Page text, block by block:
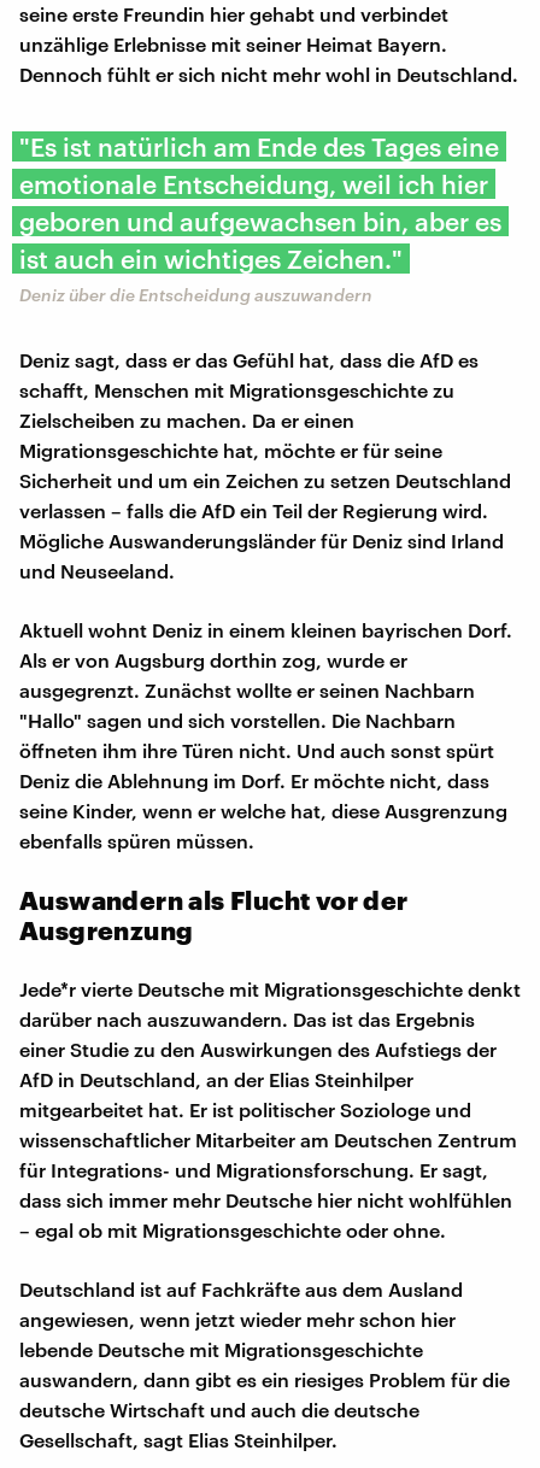
seine erste Freundin hier gehabt und verbindet
unzählige Erlebnisse mit seiner Heimat Bayern.
Dennoch fühlt er sich nicht mehr wohl in Deutschland.
"Es ist natürlich am Ende des Tages eine
emotionale Entscheidung, weil ich hier
geboren und aufgewachsen bin, aber es
ist auch ein wichtiges Zeichen."
Deniz über die Entscheidung auszuwandern
Deniz sagt, dass er das Gefühl hat, dass die AfD es
schafft, Menschen mit Migrationsgeschichte zu
Zielscheiben zu machen. Da er einen
Migrationsgeschichte hat, möchte er für seine
Sicherheit und um ein Zeichen zu setzen Deutschland
verlassen – falls die AfD ein Teil der Regierung wird.
Mögliche Auswanderungsländer für Deniz sind Irland
und Neuseeland.
Aktuell wohnt Deniz in einem kleinen bayrischen Dorf.
Als er von Augsburg dorthin zog, wurde er
ausgegrenzt. Zunächst wollte er seinen Nachbarn
"Hallo" sagen und sich vorstellen. Die Nachbarn
öffneten ihm ihre Türen nicht. Und auch sonst spürt
Deniz die Ablehnung im Dorf. Er möchte nicht, dass
seine Kinder, wenn er welche hat, diese Ausgrenzung
ebenfalls spüren müssen.
Auswandern als Flucht vor der
Ausgrenzung
Jede*r vierte Deutsche mit Migrationsgeschichte denkt
darüber nach auszuwandern. Das ist das Ergebnis
einer Studie zu den Auswirkungen des Aufstiegs der
AfD in Deutschland, an der Elias Steinhilper
mitgearbeitet hat. Er ist politischer Soziologe und
wissenschaftlicher Mitarbeiter am Deutschen Zentrum
für Integrations- und Migrationsforschung. Er sagt,
dass sich immer mehr Deutsche hier nicht wohlfühlen
– egal ob mit Migrationsgeschichte oder ohne.
Deutschland ist auf Fachkräfte aus dem Ausland
angewiesen, wenn jetzt wieder mehr schon hier
lebende Deutsche mit Migrationsgeschichte
auswandern, dann gibt es ein riesiges Problem für die
deutsche Wirtschaft und auch die deutsche
Gesellschaft, sagt Elias Steinhilper.